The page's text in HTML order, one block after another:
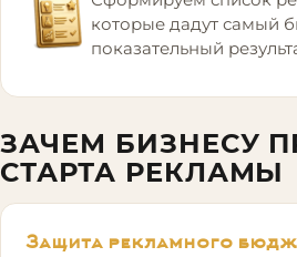
которые дадут самый
показательный
ЗАЧЕМ БИЗНЕСУ
СТАРТА РЕКЛАМЫ
Защита рекламного